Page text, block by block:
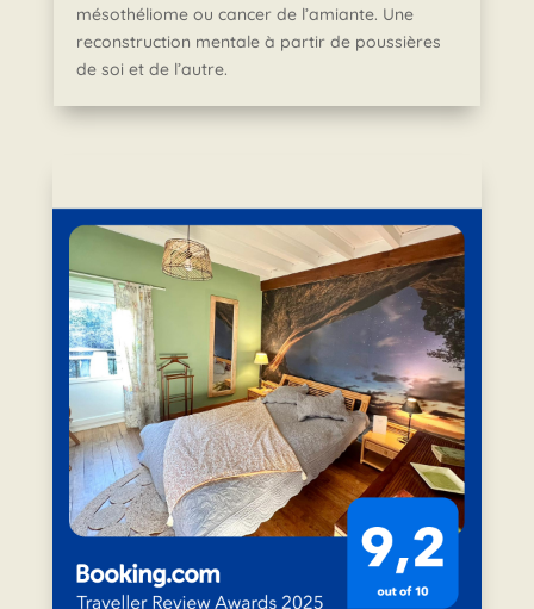
mésothéliome ou cancer de l’amiante. Une
reconstruction mentale à partir de poussières
de soi et de l’autre.